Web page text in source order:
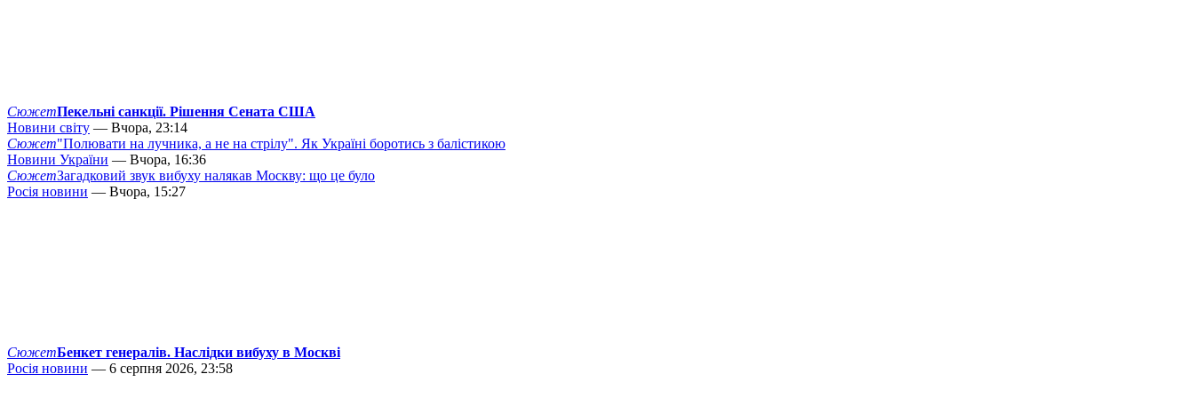
СюжетПекельні санкції. Рішення Сената США
Новини світу — Вчора, 23:14
Сюжет"Полювати на лучника, а не на стрілу". Як Україні боротись з балістикою
Новини України — Вчора, 16:36
СюжетЗагадковий звук вибуху налякав Москву: що це було
Росія новини — Вчора, 15:27
СюжетБенкет генералів. Наслідки вибуху в Москві
Росія новини — 6 серпня 2026, 23:58